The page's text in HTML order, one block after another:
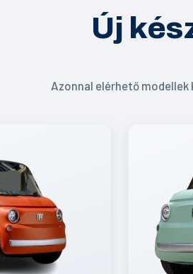
Új
Azonnal elérhető